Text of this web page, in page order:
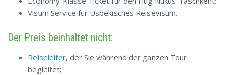
Visum Service für Usbekisches Reisevisum.
Der Preis beinhaltet nicht:
Reiseleiter, der Sie während der ganzen Tour
begleitet;